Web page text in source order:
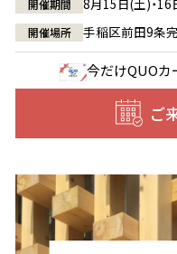
開催期間 8月15日(土)・16
開催場所 手稲区前田9条
今だけQUOカ
ご